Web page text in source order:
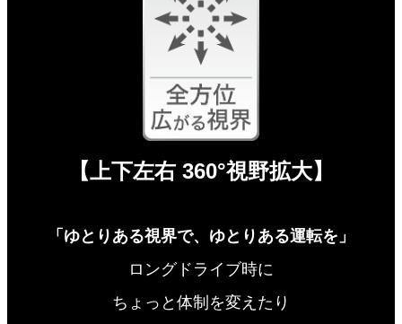
【上下左右 360°視野拡大】
「ゆとりある視界で、ゆとりある運転を」
ロングドライブ時に
ちょっと体制を変えたり